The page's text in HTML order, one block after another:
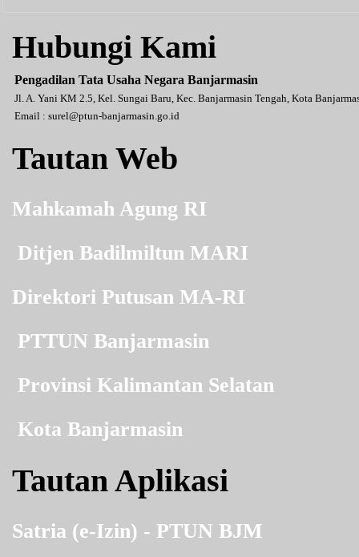
Hubungi Kami
Pengadilan Tata Usaha Negara Banjarmasin
Jl. A. Yani KM 2.5, Kel. Sungai Baru, Kec. Banjarmasin Tengah, Kota
Email : surel@ptun-banjarmasin.go.id
Tautan Web
Mahkamah Agung RI
Ditjen Badilmiltun MARI
Direktori Putusan MA-RI
PTTUN Banjarmasin
Provinsi Kalimantan Selatan
Kota Banjarmasin
Tautan Aplikasi
Satria (e-Izin) - PTUN BJM